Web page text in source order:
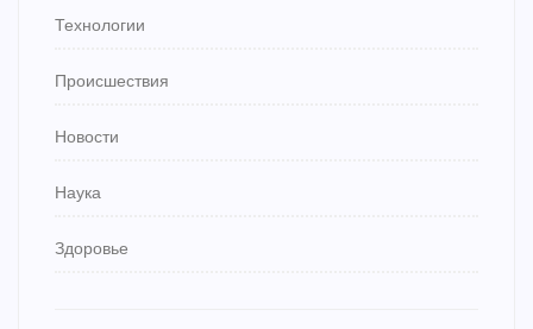
Технологии
Происшествия
Новости
Наука
Здоровье